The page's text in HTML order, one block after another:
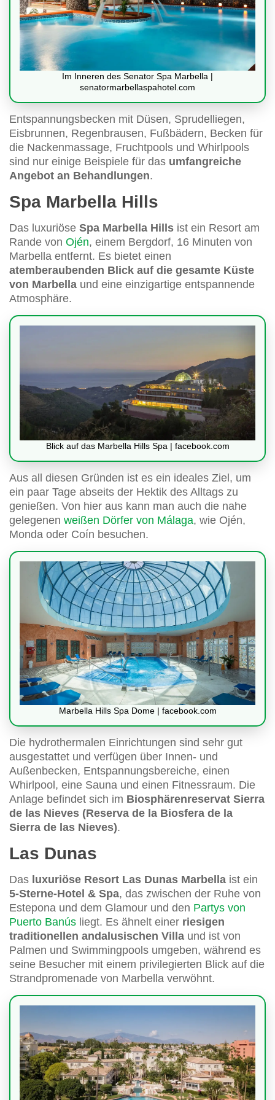
Im Inneren des Senator Spa Marbella |
senatormarbellaspahotel.com
Entspannungsbecken mit Düsen, Sprudelliegen,
Eisbrunnen, Regenbrausen, Fußbädern, Becken für
die Nackenmassage, Fruchtpools und Whirlpools
sind nur einige Beispiele für das umfangreiche
Angebot an Behandlungen.
Spa Marbella Hills
Das luxuriöse Spa Marbella Hills ist ein Resort am
Rande von Ojén, einem Bergdorf, 16 Minuten von
Marbella entfernt. Es bietet einen
atemberaubenden Blick auf die gesamte Küste
von Marbella und eine einzigartige entspannende
Atmosphäre.
Blick auf das Marbella Hills Spa | facebook.com
Aus all diesen Gründen ist es ein ideales Ziel, um
ein paar Tage abseits der Hektik des Alltags zu
genießen. Von hier aus kann man auch die nahe
gelegenen weißen Dörfer von Málaga, wie Ojén,
Monda oder Coín besuchen.
Marbella Hills Spa Dome | facebook.com
Die hydrothermalen Einrichtungen sind sehr gut
ausgestattet und verfügen über Innen- und
Außenbecken, Entspannungsbereiche, einen
Whirlpool, eine Sauna und einen Fitnessraum. Die
Anlage befindet sich im Biosphärenreservat Sierra
de las Nieves (Reserva de la Biosfera de la
Sierra de las Nieves).
Las Dunas
Das luxuriöse Resort Las Dunas Marbella ist ein
5-Sterne-Hotel & Spa, das zwischen der Ruhe von
Estepona und dem Glamour und den Partys von
Puerto Banús liegt. Es ähnelt einer riesigen
traditionellen andalusischen Villa und ist von
Palmen und Swimmingpools umgeben, während es
seine Besucher mit einem privilegierten Blick auf die
Strandpromenade von Marbella verwöhnt.